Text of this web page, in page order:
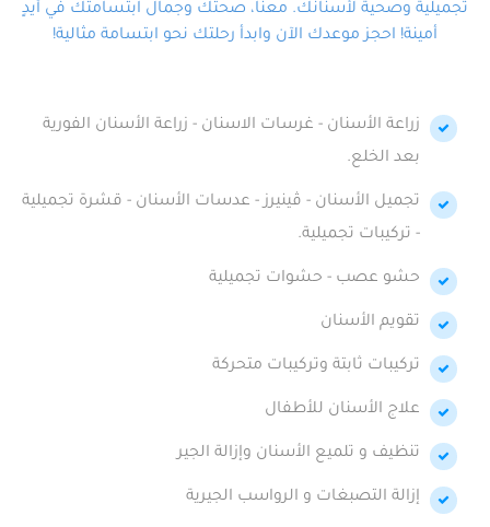
تجميلية وصحية لأسنانك. معنا، صحتك وجمال ابتسامتك في أيدٍ
أمينة! احجز موعدك الآن وابدأ رحلتك نحو ابتسامة مثالية!
زراعة الأسنان - غرسات الاسنان - زراعة الأسنان الفورية
بعد الخلع.
تجميل الأسنان - ڤينيرز - عدسات الأسنان - قشرة تجميلية
- تركيبات تجميلية.
حشو عصب - حشوات تجميلية
تقويم الأسنان
تركيبات ثابتة وتركيبات متحركة
علاج الأسنان للأطفال
تنظيف و تلميع الأسنان وإزالة الجير
إزالة التصبغات و الرواسب الجيرية